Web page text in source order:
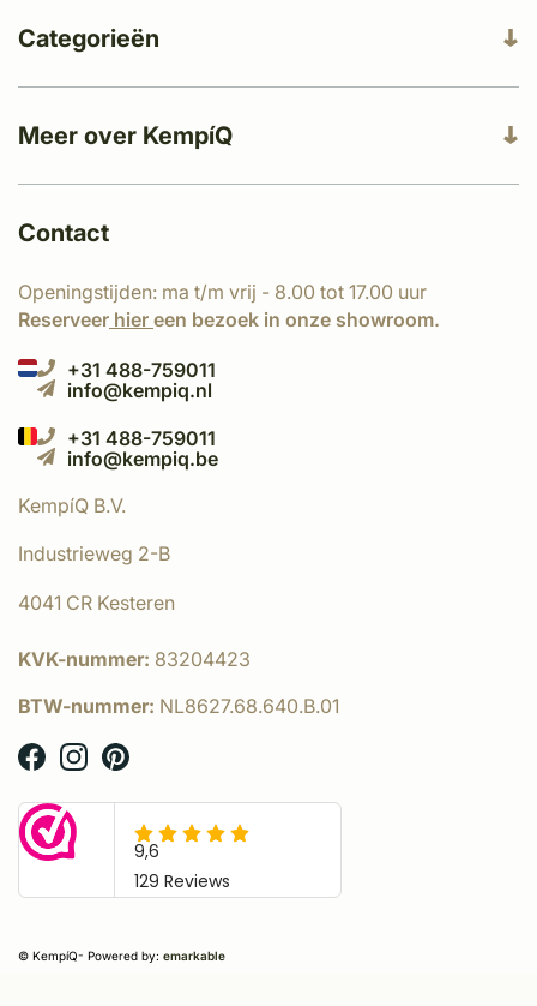
Meer over KempíQ
Categorieën
Contact
Openingstijden: ma t/m vrij - 8.00 tot 17.00 uur
Reserveer hier een bezoek in onze showroom.
+31 488-759011
info@kempiq.nl
+31 488-759011
info@kempiq.be
KempíQ B.V.
Industrieweg 2-B
4041 CR Kesteren
KVK-nummer: 83204423
BTW-nummer: NL8627.68.640.B.01
© KempíQ- Powered by: emarkable